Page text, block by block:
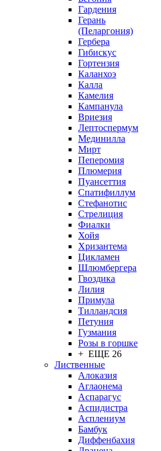
Гардения
Герань
(Пеларгония)
Гербера
Гибискус
Гортензия
Каланхоэ
Калла
Камелия
Кампанула
Вриезия
Лептоспермум
Мединилла
Мирт
Пеперомия
Плюмерия
Пуансеттия
Спатифиллум
Стефанотис
Стрелиция
Фиалки
Хойя
Хризантема
Цикламен
Шлюмбергера
Гвоздика
Лилия
Примула
Тилландсия
Петуния
Гузмания
Розы в горшке
+ ЕЩЕ 26
Лиственные
Алоказия
Аглаонема
Аспарагус
Аспидистра
Асплениум
Бамбук
Диффенбахия